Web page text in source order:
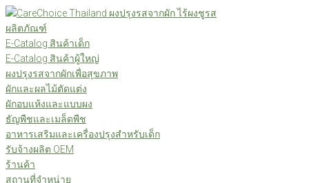
Skip
to
content
ผลิตภัณฑ์
E-Catalog สินค้าเด็ก
E-Catalog สินค้าผู้ใหญ่
ผงปรุงรสจากผักเพื่อสุขภาพ
ผักและผลไม้ตัดแต่ง
ผักอบแห้งและแบบผง
ธัญพืชและเมล็ดพืช
อาหารเสริมและเครื่องปรุงสำหรับเด็ก
รับจ้างผลิต OEM
ร้านค้า
สถานที่จำหน่าย